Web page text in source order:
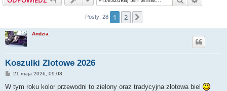
Posty: 28 1 2
Andzia
Koszulki Zlotowe 2026
P
s
21 maja 2026, 09:03
W tym roku kolor przewodni to zielony oraz tradycyjna zlotowa biel